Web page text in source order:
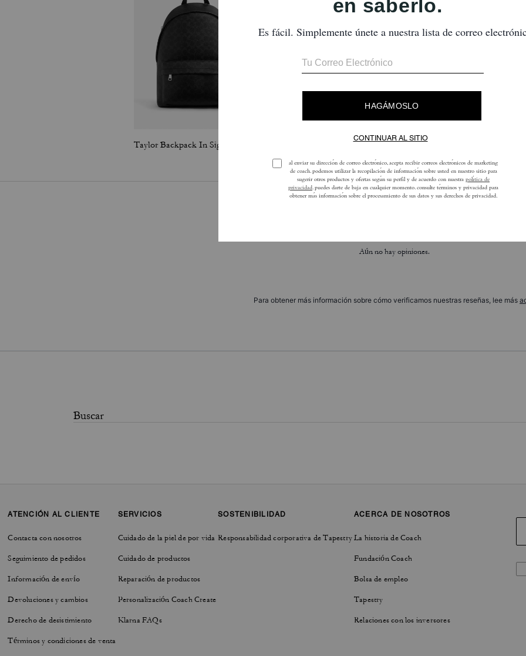
Finn Backpack
Aún no hay opiniones.
Para obtener más información sobre cómo verificamos nuestras reseñas, lee más
ATENCIÓN AL CLIENTE
Contacta con nosotros
Seguimiento de pedidos
Información de envío
Devoluciones y cambios
Derecho de desistimiento
Términos y condiciones de venta
SERVICIOS
Cuidado de la piel de por vida
Cuidado de productos
Reparación de productos
Personalización Coach Create
Klarna FAQs
SOSTENIBILIDAD
Responsabilidad corporativa de Tapestry
ACERCA DE NOSOTROS
La historia de Coach
Fundación Coach
Bolsa de empleo
Tapestry
Relaciones con los inversores